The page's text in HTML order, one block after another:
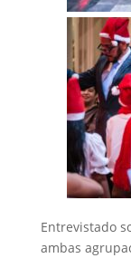
Entrevistado
ambas